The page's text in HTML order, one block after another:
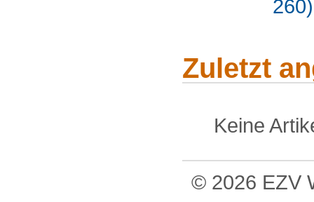
260)
Zuletzt
Keine
© 2026 EZV